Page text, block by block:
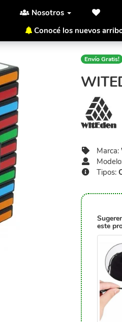
Nosotros
Conocé los nuevos
Inicio
Envío Gratis!
Marca:
Tipos:
este